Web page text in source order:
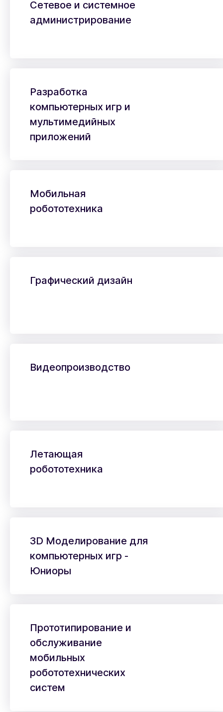
Сетевое и системное
администрирование
Разработка
компьютерных игр и
мультимедийных
приложений
Мобильная
робототехника
Графический дизайн
Видеопроизводство
Летающая
робототехника
3D Моделирование для
компьютерных игр -
Юниоры
Прототипирование и
обслуживание
мобильных
робототехнических
систем